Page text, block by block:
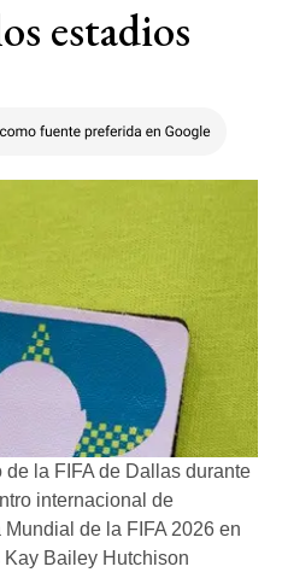
estadios
la FIFA de Dallas durante
internacional de
de la FIFA 2026 en
Bailey Hutchison